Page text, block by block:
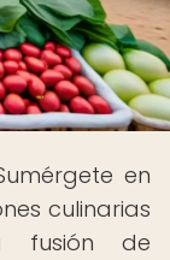
en
culinarias
fusión de